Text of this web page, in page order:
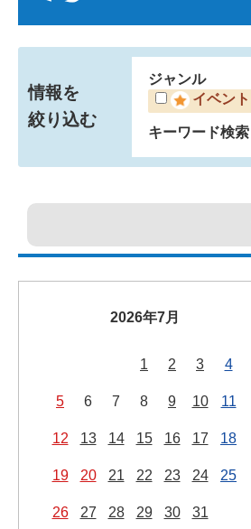
情報を
絞り込む
ジャンル
イベント
キーワード検索
2026年7月
1 2 3 4
5 6 7 8 9 10 11
12 13 14 15 16 17 18
19 20 21 22 23 24 25
26 27 28 29 30 31